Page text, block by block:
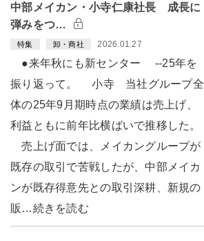
中部メイカン・小寺仁康社長 成長に
弾みをつ…
特集 卸・商社 2026.01.27
●来年秋にも新センター --25年を
振り返って。 小寺 当社グループ全
体の25年9月期時点の業績は売上げ、
利益ともに前年比横ばいで推移した。
売上げ面では、メイカングループが
既存の取引で苦戦したが、中部メイカ
ンが既存得意先との取引深耕、新規の
販…続きを読む